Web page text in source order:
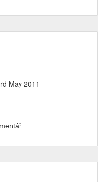
May 2011